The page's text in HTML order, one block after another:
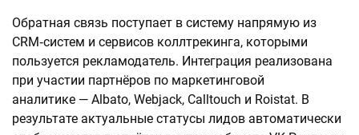
Обратная связь поступает в систему напрямую из
CRM‑систем и сервисов коллтрекинга, которыми
пользуется рекламодатель. Интеграция реализована
при участии партнёров по маркетинговой
аналитике — Albato, Webjack, Calltouch и Roistat. В
результате актуальные статусы лидов автоматически